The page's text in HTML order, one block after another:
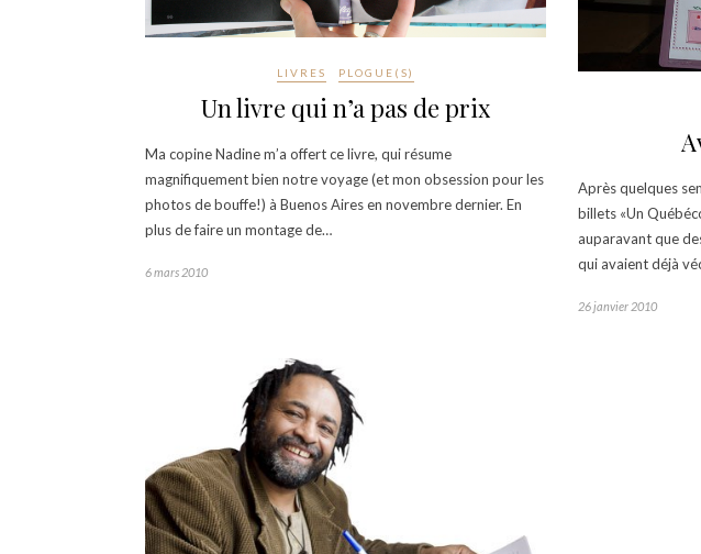
LIVRES PLOGUE(S)
Un livre qui n’a pas de prix
Ma copine Nadine m’a offert ce livre, qui résume
magnifiquement bien notre voyage (et mon obsession pour les
photos de bouffe!) à Buenos Aires en novembre dernier. En
plus de faire un montage de…
6 mars 2010
Après quelques
billets «Un
auparavant que
qui avaient déjà
26 janvier 2010